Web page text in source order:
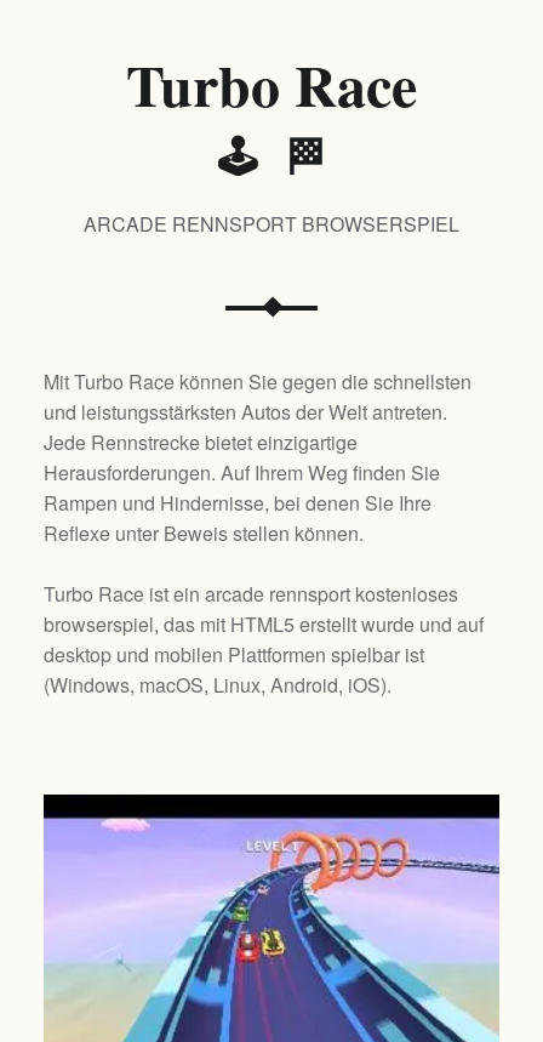
Turbo Race
🕹️ 🏁
ARCADE RENNSPORT BROWSERSPIEL
Mit Turbo Race können Sie gegen die schnellsten
und leistungsstärksten Autos der Welt antreten.
Jede Rennstrecke bietet einzigartige
Herausforderungen. Auf Ihrem Weg finden Sie
Rampen und Hindernisse, bei denen Sie Ihre
Reflexe unter Beweis stellen können.
Turbo Race ist ein arcade rennsport kostenloses
browserspiel, das mit HTML5 erstellt wurde und auf
desktop und mobilen Plattformen spielbar ist
(Windows, macOS, Linux, Android, iOS).